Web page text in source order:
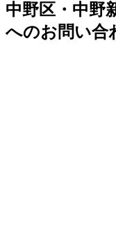
中野区・中
へのお問い合